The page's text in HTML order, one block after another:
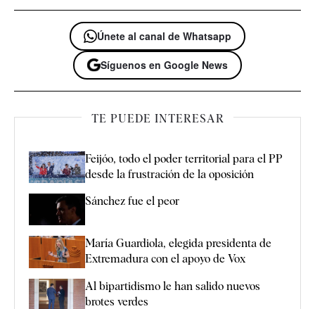
Únete al canal de Whatsapp
Síguenos en Google News
TE PUEDE INTERESAR
Feijóo, todo el poder territorial para el PP
desde la frustración de la oposición
Sánchez fue el peor
María Guardiola, elegida presidenta de
Extremadura con el apoyo de Vox
Al bipartidismo le han salido nuevos
brotes verdes